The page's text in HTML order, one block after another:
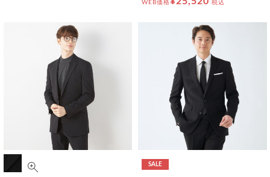
WEB価格 税込
SALE